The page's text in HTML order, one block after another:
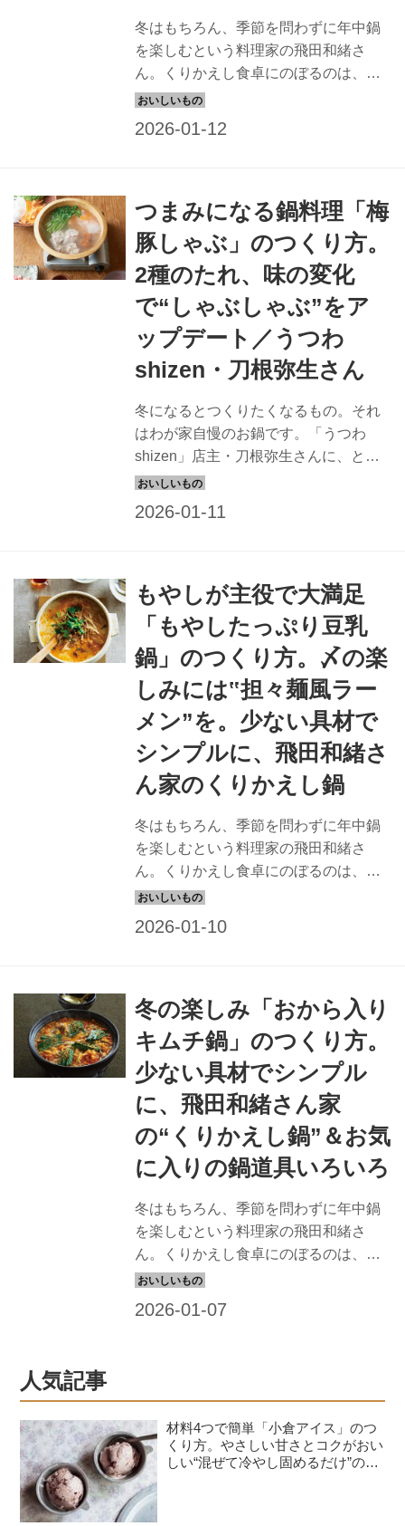
冬はもちろん、季節を問わずに年中鍋
を楽しむという料理家の飛田和緒さ
ん。くりかえし食卓にのぼるのは、ど
れも少ない材料でつくれるシンプルな
つまみになる鍋料理「梅
豚しゃぶ」のつくり方。
2種のたれ、味の変化
で“しゃぶしゃぶ”をア
ップデート／うつわ
shizen・刀根弥生さん
冬になるとつくりたくなるもの。それ
はわが家自慢のお鍋です。「うつわ
shizen」店主・刀根弥生さんに、とっ
ておきの十八番鍋「梅豚しゃぶ」のつ
う鍋料理を楽しんでみませんか。
（『天然生活』2025年2月号掲載）
もやしが主役で大満足
「もやしたっぷり豆乳
鍋」のつくり方。〆の楽
しみには‟担々麺風ラー
メン”を。少ない具材で
シンプルに、飛田和緒さ
ん家のくりかえし鍋
冬はもちろん、季節を問わずに年中鍋
を楽しむという料理家の飛田和緒さ
ん。くりかえし食卓にのぼるのは、ど
れも少ない材料でつくれるシンプルな
冬の楽しみ「おから入り
キムチ鍋」のつくり方。
少ない具材でシンプル
に、飛田和緒さん家
の“くりかえし鍋”＆お気
に入りの鍋道具いろいろ
冬はもちろん、季節を問わずに年中鍋
を楽しむという料理家の飛田和緒さ
ん。くりかえし食卓にのぼるのは、ど
れも少ない材料でつくれるシンプルな
人気記事
材料4つで簡単「小倉アイス」のつ
くり方。やさしい甘さとコクがおい
しい“混ぜて冷やし固めるだけ”のひ